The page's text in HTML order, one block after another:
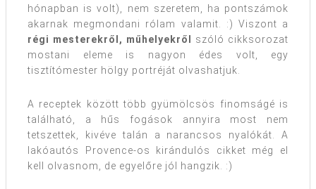
hónapban is volt), nem szeretem, ha pontszámok
akarnak megmondani rólam valamit. :) Viszont a
régi mesterekről, műhelyekről
szóló cikksorozat
mostani eleme is nagyon édes volt, egy
tisztítómester hölgy portréját olvashatjuk.
A receptek között több gyümölcsös finomságé is
található, a hűs fogások annyira most nem
tetszettek, kivéve talán a narancsos nyalókát. A
lakóautós Provence-os kirándulós cikket még el
kell olvasnom, de egyelőre jól hangzik. :)